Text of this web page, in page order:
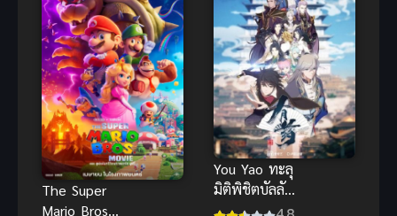
The Super
Mario Bros
You Yao ทะลุ
มิติพิชิตบัลลังก์
ภาค 1